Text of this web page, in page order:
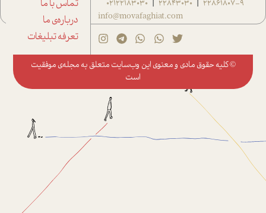
22861807-9
|
22843030
|
02122183030
info@movafaghiat.com
تماس با ما
درباره‌ی ما
تعرفه تبلیغات
© کلیه حقوق مادی و معنوی این وب‌سایت متعلق به مجله‌ی موفقیت
است